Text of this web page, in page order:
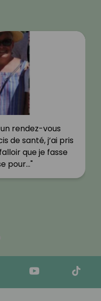
un rendez-vous
de santé, j’ai pris
que je fasse
pour…"